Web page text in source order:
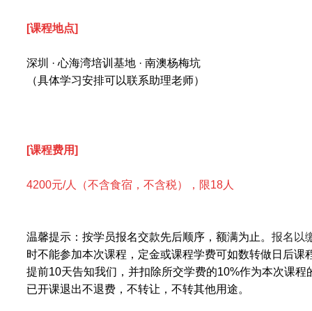
[课程地点]
深圳 · 心海湾培训基地 · 南澳杨梅坑
（具体学习安排可以联系助理老师）
[课程费用]
4200元/人（不含食宿，不含税），限18人
温馨提示：按学员报名交款先后顺序，额满为止。 报名以
时不能参加本次课程，定金或课程学费可如数转做日后
提前10天告知我们，并扣除所交学费的10%作为本次课
已开课退出不退费，不转让，不转其他用途。